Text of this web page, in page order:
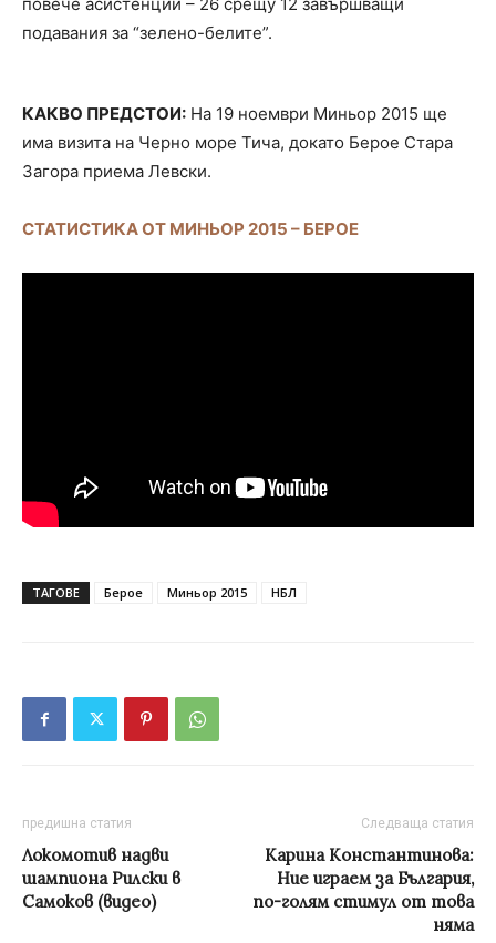
подавания за “зелено-белите”.
КАКВО ПРЕДСТОИ: На 19 ноември Миньор 2015 ще
има визита на Черно море Тича, докато Берое Стара
Загора приема Левски.
СТАТИСТИКА ОТ МИНЬОР 2015 – БЕРОЕ
ТАГОВЕ Берое Миньор 2015 НБЛ
предишна статия
Локомотив надви
шампиона Рилски в
Самоков (видео)
Следваща статия
Карина Константинова:
Ние играем за България,
по-голям стимул от това
няма